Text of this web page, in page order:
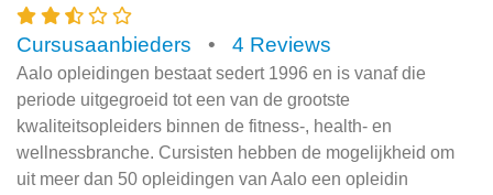
Cursusaanbieders • 4 Reviews
Aalo opleidingen bestaat sedert 1996 en is vanaf die
periode uitgegroeid tot een van de grootste
kwaliteitsopleiders binnen de fitness-, health- en
wellnessbranche. Cursisten hebben de mogelijkheid om
uit meer dan 50 opleidingen van Aalo een opleidin